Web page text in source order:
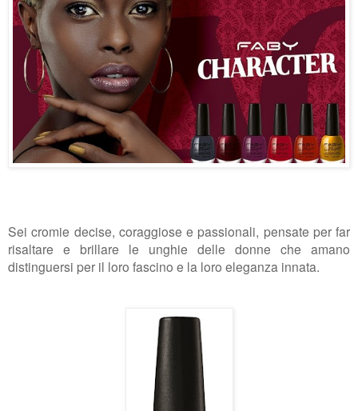
Sei cromie decise, coraggiose e passionali, pensate per far
risaltare e brillare le unghie delle donne che amano
distinguersi per il loro fascino e la loro eleganza innata.